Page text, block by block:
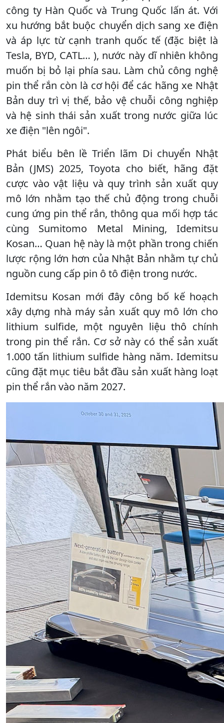
công ty Hàn Quốc và Trung Quốc lấn át. Với
xu hướng bắt buộc chuyển dịch sang xe điện
và áp lực từ cạnh tranh quốc tế (đặc biệt là
Tesla, BYD, CATL… ), nước này dĩ nhiên không
muốn bị bỏ lại phía sau. Làm chủ công nghệ
pin thể rắn còn là cơ hội để các hãng xe Nhật
Bản duy trì vị thế, bảo vệ chuỗi công nghiệp
và hệ sinh thái sản xuất trong nước giữa lúc
xe điện "lên ngôi".
Phát biểu bên lề Triển lãm Di chuyển Nhật
Bản (JMS) 2025, Toyota cho biết, hãng đặt
cược vào vật liệu và quy trình sản xuất quy
mô lớn nhằm tạo thế chủ động trong chuỗi
cung ứng pin thể rắn, thông qua mối hợp tác
cùng Sumitomo Metal Mining, Idemitsu
Kosan… Quan hệ này là một phần trong chiến
lược rộng lớn hơn của Nhật Bản nhằm tự chủ
nguồn cung cấp pin ô tô điện trong nước.
Idemitsu Kosan mới đây công bố kế hoạch
xây dựng nhà máy sản xuất quy mô lớn cho
lithium sulfide, một nguyên liệu thô chính
trong pin thể rắn. Cơ sở này có thể sản xuất
1.000 tấn lithium sulfide hàng năm. Idemitsu
cũng đặt mục tiêu bắt đầu sản xuất hàng loạt
pin thể rắn vào năm 2027.